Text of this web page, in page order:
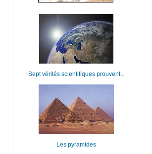
Sept vérités scientifiques prouvent...
Les pyramides